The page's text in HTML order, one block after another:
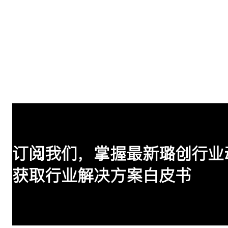
订阅我们，掌握最新璐创行
获取行业解决方案白皮书